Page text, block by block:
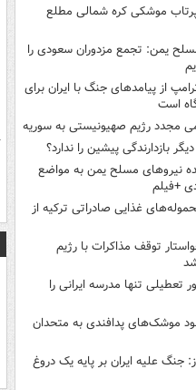
پرتاب موشکی کره شمالی مطلع
یمن: تجمع مزدوران سعودی را
از پیامدهای جنگ با ایران برای
است
مجدد رژیم صهیونیستی به سوریه
بازدارندگی پیشین را ندارد؟
نیروهای مسلح یمن به مواضع
+فیلم
غذایی صادراتی ترکیه از
توقف مذاکرات با رژیم
تعطیلی تنها مدرسه ایرانی را
موشک‌های پدافندی به متحدان
جنگ علیه ایران بر پایه یک دروغ